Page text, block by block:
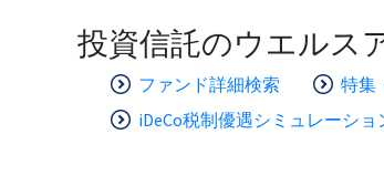
投資信託のウエルス
ファンド詳細検索 特集
iDeCo税制優遇シミュレーショ